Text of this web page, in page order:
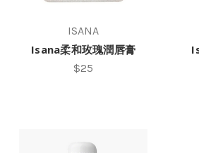
ISANA
Isana柔和玫瑰潤唇膏
$25